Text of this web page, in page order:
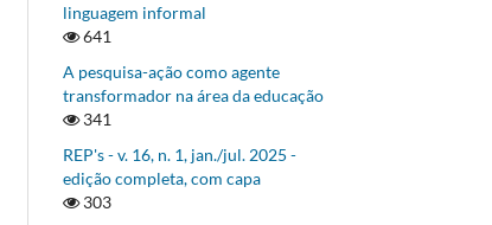
linguagem informal
641
A pesquisa-ação como agente
transformador na área da educação
341
REP's - v. 16, n. 1, jan./jul. 2025 -
edição completa, com capa
303